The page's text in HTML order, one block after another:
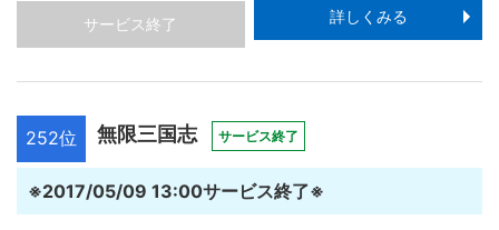
サービス終了 詳しくみる
252位 無限三国志 サービス終了
※2017/05/09 13:00サービス終了※